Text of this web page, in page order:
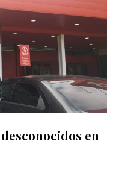
en